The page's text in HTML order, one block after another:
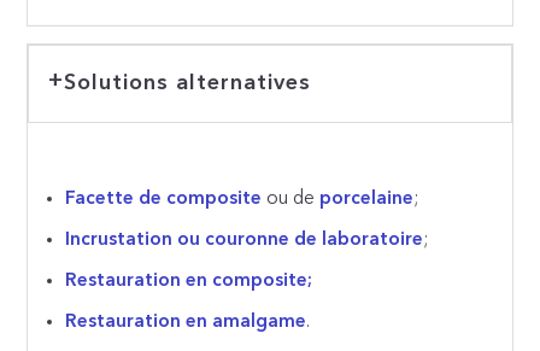
Solutions alternatives
Facette de composite ou de porcelaine;
Incrustation ou couronne de laboratoire;
Restauration en composite;
Restauration en amalgame.